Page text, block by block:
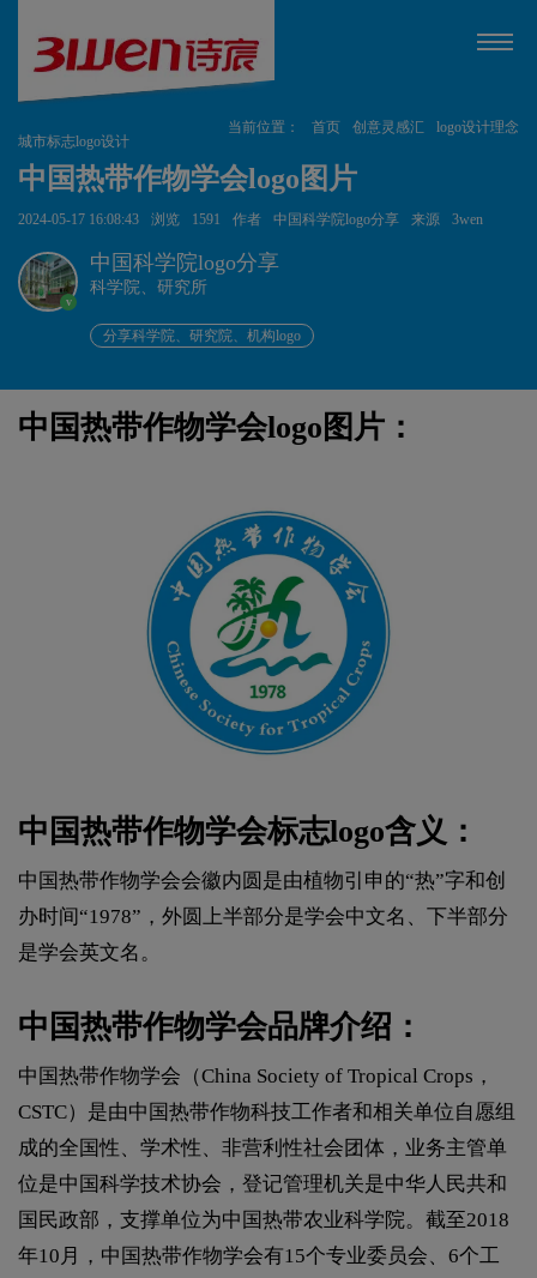
当前位置： 首页 创意灵感汇
logo设计理念
城市标志logo设计
中国热带作物学会logo图片
2024-05-17 16:08:43 浏览 1591 作者 中国科学院logo分享 来源 3wen
v
中国科学院logo分享
科学院、研究所
分享科学院、研究院、机构logo
中国热带作物学会logo图片：
中国热带作物学会标志logo含义：
中国热带作物学会会徽内圆是由植物引申的“热”字和创
办时间“1978”，外圆上半部分是学会中文名、下半部分
是学会英文名。
中国热带作物学会品牌介绍：
中国热带作物学会（China Society of Tropical Crops，
CSTC）是由中国热带作物科技工作者和相关单位自愿组
成的全国性、学术性、非营利性社会团体，业务主管单
位是中国科学技术协会，登记管理机关是中华人民共和
国民政部，支撑单位为中国热带农业科学院。截至2018
年10月，中国热带作物学会有15个专业委员会、6个工